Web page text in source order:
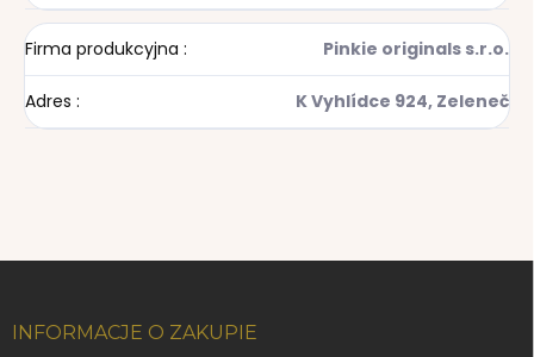
Firma produkcyjna : Pinkie originals s.r.o.
Adres : K Vyhlídce 924, Zeleneč
oINFORMACJE O ZAKUPIE